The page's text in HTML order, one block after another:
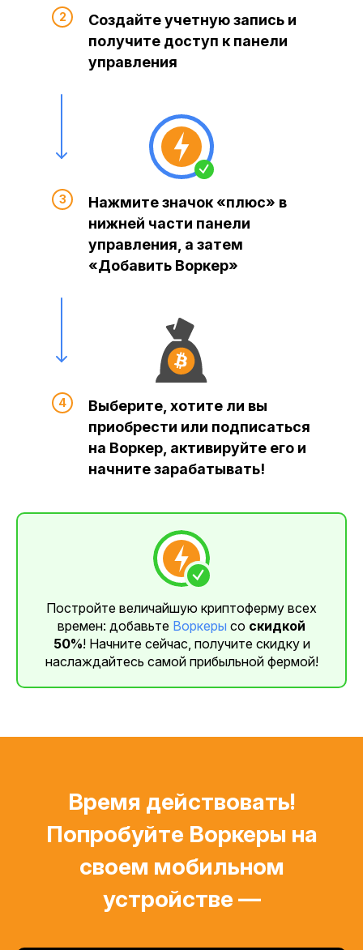
Создайте учетную запись и
получите доступ к панели
управления
Нажмите значок «плюс» в
нижней части панели
управления, а затем
«Добавить Воркер»
Выберите, хотите ли вы
приобрести или подписаться
на Воркер, активируйте его и
начните зарабатывать!
Постройте величайшую криптоферму всех
времен: добавьте Воркеры со скидкой
50%! Начните сейчас, получите скидку и
наслаждайтесь самой прибыльной фермой!
Время действовать!
Попробуйте Воркеры на
своем мобильном
устройстве —